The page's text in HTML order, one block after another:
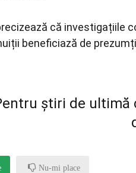
că investigațiile
beneficiază de
știri de ultimă
Nu-mi place